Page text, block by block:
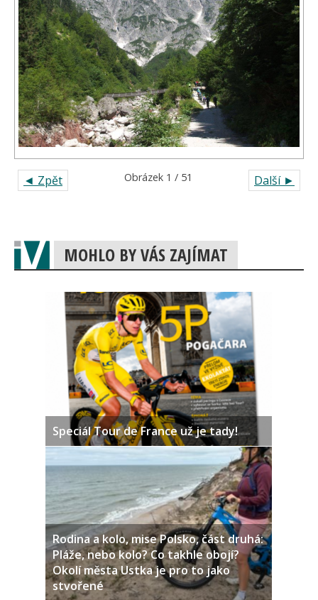
◄ Zpět Další ►
Obrázek 1 / 51
MOHLO BY VÁS ZAJÍMAT
Speciál Tour de France už je tady!
Rodina a kolo, mise Polsko, část druhá:
Pláže, nebo kolo? Co takhle obojí?
Okolí města Ustka je pro to jako
stvořené